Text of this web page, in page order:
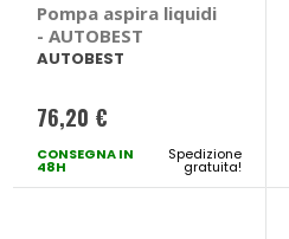
Pompa aspira liquidi
- AUTOBEST
AUTOBEST
76,20 €
CONSEGNA IN
48H
Spedizione
gratuita!